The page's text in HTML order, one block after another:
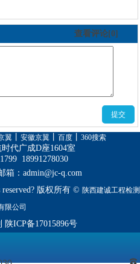
查看评论[0]
翼 安徽京翼 百度 360搜索
代广成D座1604室
18991278030
箱： admin@jc-q.com
版权所有 © 陕西建诚工程检测
限公司
陕ICP备17015896号
󰇯